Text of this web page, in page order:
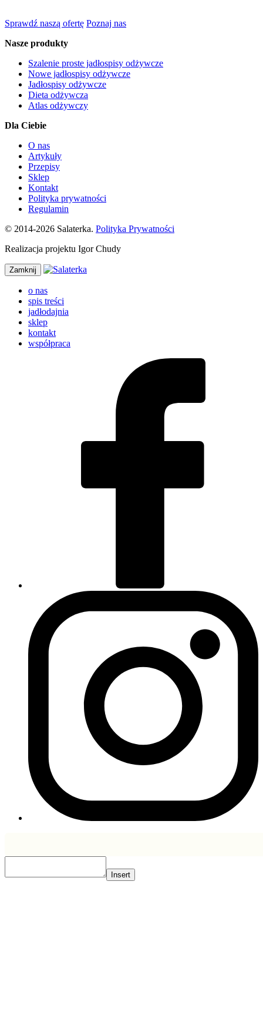
Sprawdź naszą ofertę Poznaj nas
Nasze produkty
Szalenie proste jadłospisy odżywcze
Nowe jadłospisy odżywcze
Jadłospisy odżywcze
Dieta odżywcza
Atlas odżywczy
Dla Ciebie
O nas
Artykuły
Przepisy
Sklep
Kontakt
Polityka prywatności
Regulamin
© 2014-2026 Salaterka. Polityka Prywatności
Realizacja projektu Igor Chudy
Zamknij
o nas
spis treści
jadłodajnia
sklep
kontakt
współpraca
Insert